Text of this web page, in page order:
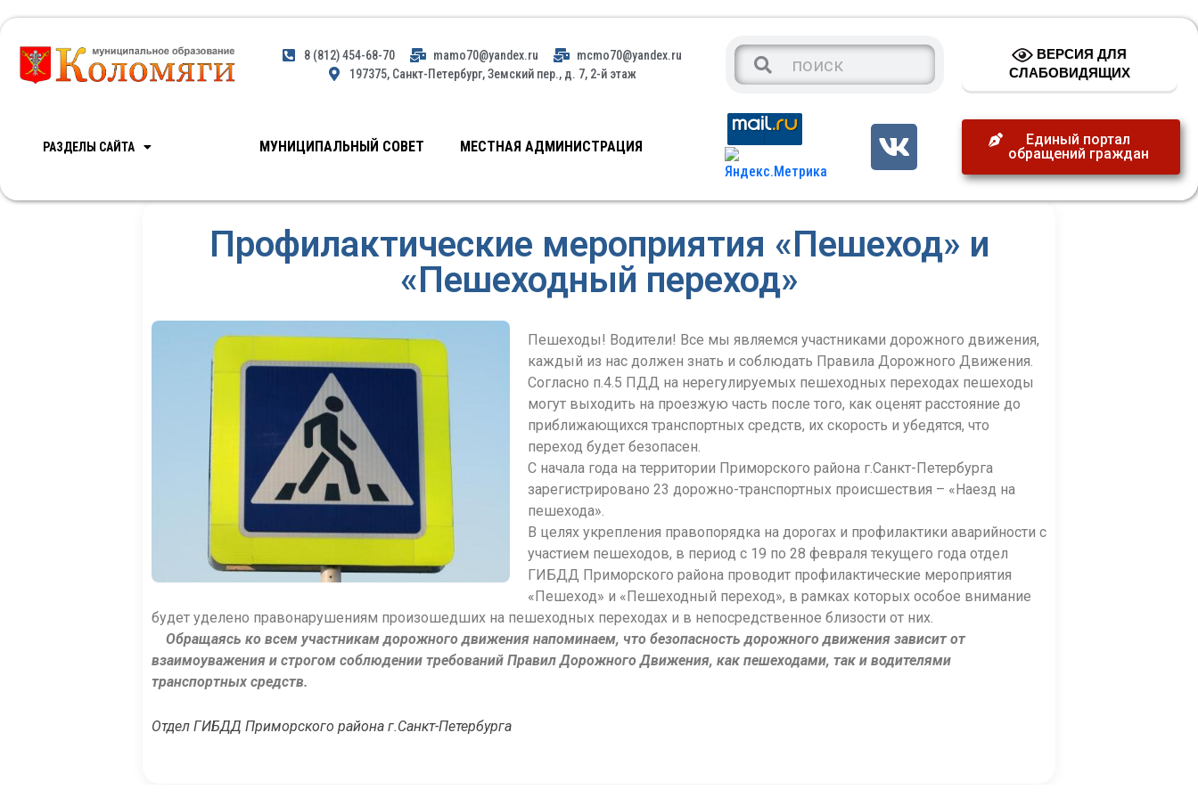
8 (812) 454-68-70 mamo70@yandex.ru
mcmo70@yandex.ru
197375, Санкт-Петербург, Земский пер., д. 7, 2-й этаж
ВЕРСИЯ ДЛЯ
СЛАБОВИДЯЩИХ
РАЗДЕЛЫ САЙТА МУНИЦИПАЛЬНЫЙ СОВЕТ МЕСТНАЯ АДМИНИСТРАЦИЯ
Единый портал
обращений граждан
Профилактические мероприятия «Пешеход» и
«Пешеходный переход»
Пешеходы! Водители! Все мы являемся участниками дорожного движения,
каждый из нас должен знать и соблюдать Правила Дорожного Движения.
Согласно п.4.5 ПДД на нерегулируемых пешеходных переходах пешеходы
могут выходить на проезжую часть после того, как оценят расстояние до
приближающихся транспортных средств, их скорость и убедятся, что
переход будет безопасен.
С начала года на территории Приморского района г.Санкт-Петербурга
зарегистрировано 23 дорожно-транспортных происшествия – «Наезд на
пешехода».
В целях укрепления правопорядка на дорогах и профилактики аварийности с
участием пешеходов, в период с 19 по 28 февраля текущего года отдел
ГИБДД Приморского района проводит профилактические мероприятия
«Пешеход» и «Пешеходный переход», в рамках которых особое внимание
будет уделено правонарушениям произошедших на пешеходных переходах и в непосредственное близости от них.
Обращаясь ко всем участникам дорожного движения напоминаем, что безопасность дорожного движения зависит от
взаимоуважения и строгом соблюдении требований Правил Дорожного Движения, как пешеходами, так и водителями
транспортных средств.
Отдел ГИБДД Приморского района г.Санкт-Петербурга